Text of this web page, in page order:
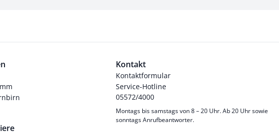
Kontakt
Kontaktformular
Service-Hotline
05572/4000
Montags bis samstags von 8 – 20 Uhr. Ab 20 Uhr sowie
sonntags Anrufbeantworter.